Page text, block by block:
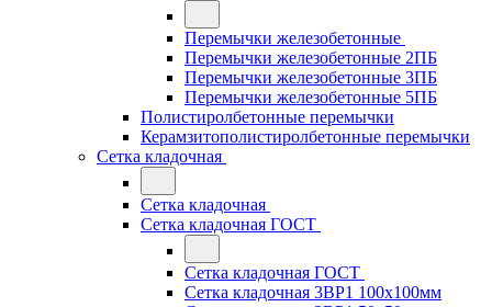
Перемычки железобетонные
Перемычки железобетонные 2ПБ
Перемычки железобетонные 3ПБ
Перемычки железобетонные 5ПБ
Полистиролбетонные перемычки
Керамзитополистиролбетонные перемычки
Сетка кладочная
Сетка кладочная
Сетка кладочная ГОСТ
Сетка кладочная ГОСТ
Сетка кладочная 3ВР1 100x100мм